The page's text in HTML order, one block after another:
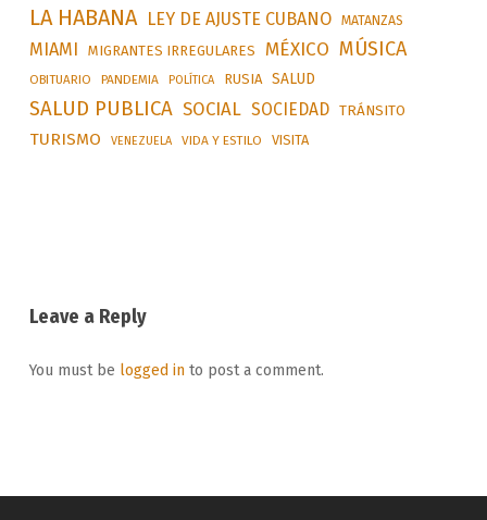
LA HABANA LEY DE AJUSTE CUBANO MATANZAS
MIAMI MIGRANTES IRREGULARES MÉXICO MÚSICA
OBITUARIO PANDEMIA POLÍTICA RUSIA SALUD
SALUD PUBLICA SOCIAL SOCIEDAD TRÁNSITO
TURISMO VENEZUELA VIDA Y ESTILO VISITA
Leave a Reply
You must be logged into post a comment.